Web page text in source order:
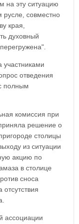
на эту ситуацию
русле, совместно
края,
духовный
отведения
полным
комиссия при
решение о
столицы
из ситуации
акцию по
в столице
сноса
ассоциации